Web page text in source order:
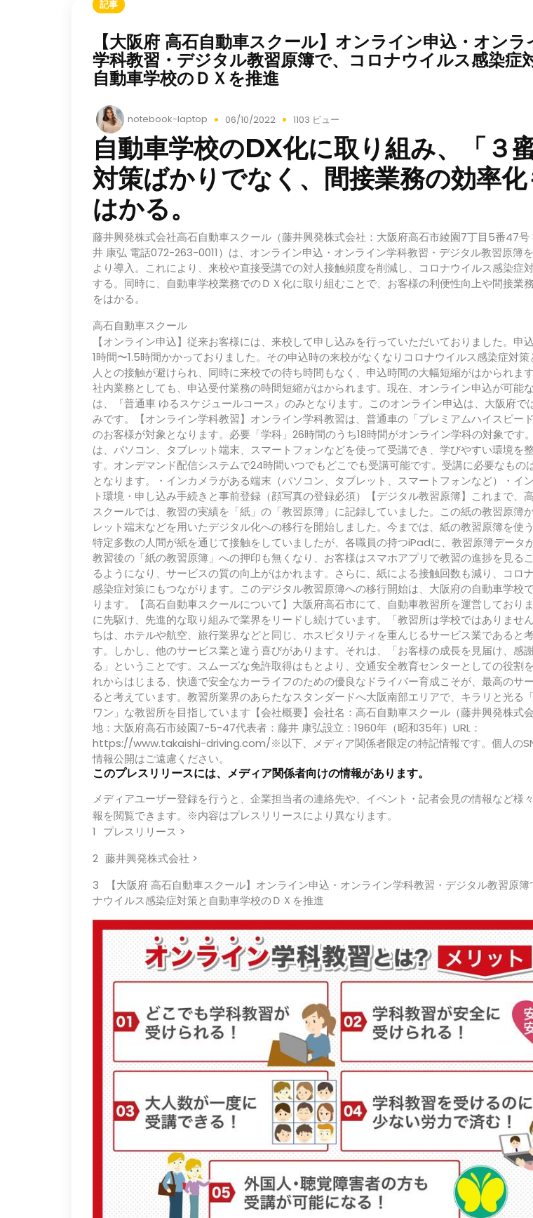
記事
【⼤阪府 ⾼⽯⾃動⾞スクール】オンライン申込・オンラ
学科教習・デジタル教習原簿で、コロナウイルス感染症
⾃動⾞学校のＤＸを推進
notebook-laptop 06/10/2022 1103 ビュー
⾃動⾞学校のDX化に取り組み、「３蜜
対策ばかりでなく、間接業務の効率化
はかる。
藤井興発株式会社⾼⽯⾃動⾞スクール（藤井興発株式会社：⼤阪府⾼⽯市綾園7丁⽬5番47号
井 康弘 電話072-263-0011）は、オンライン申込・オンライン学科教習・デジタル教習原簿
より導⼊。これにより、来校や直接受講での対⼈接触頻度を削減し、コロナウイルス感染症
する。同時に、⾃動⾞学校業務でのＤＸ化に取り組むことで、お客様の利便性向上や間接業
をはかる。
高石自動車スクール
【オンライン申込】従来お客様には、来校して申し込みを⾏っていただいておりました。申
1時間〜1.5時間かかっておりました。その申込時の来校がなくなりコロナウイルス感染症対策
⼈との接触が避けられ、同時に来校での待ち時間もなく、申込時間の⼤幅短縮がはかられます
社内業務としても、申込受付業務の時間短縮がはかられます。現在、オンライン申込が可能
は、『普通⾞ ゆるスケジュールコース』のみとなります。このオンライン申込は、⼤阪府で
みです。【オンライン学科教習】オンライン学科教習は、普通⾞の「プレミアムハイスピード
のお客様が対象となります。必要「学科」26時間のうち18時間がオンライン学科の対象です
は、パソコン、タブレット端末、スマートフォンなどを使って受講でき、学びやすい環境を
す。オンデマンド配信システムで24時間いつでもどこでも受講可能です。受講に必要なもの
となります。・インカメラがある端末（パソコン、タブレット、スマートフォンなど）・イ
ト環境・申し込み⼿続きと事前登録（顔写真の登録必須）【デジタル教習原簿】これまで、
スクールでは、教習の実績を「紙」の「教習原簿」に記録していました。この紙の教習原簿
レット端末などを⽤いたデジタル化への移⾏を開始しました。今までは、紙の教習原簿を使
特定多数の⼈間が紙を通じて接触をしていましたが、各職員の持つiPadに、教習原簿データが
教習後の「紙の教習原簿」への押印も無くなり、お客様はスマホアプリで教習の進捗を⾒る
るようになり、サービスの質の向上がはかれます。さらに、紙による接触回数も減り、コロ
感染症対策にもつながります。このデジタル教習原簿への移⾏開始は、⼤阪府の⾃動⾞学校
ります。【高石自動車スクールについて】大阪府高石市にて、自動車教習所を運営しており
に先駆け、先進的な取り組みで業界をリードし続けています。「教習所は学校ではありませ
ちは、ホテルや航空、旅行業界などと同じ、ホスピタリティを重んじるサービス業であると
す。しかし、他のサービス業と違う喜びがあります。それは、「お客様の成長を見届け、感
る」ということです。スムーズな免許取得はもとより、交通安全教育センターとしての役割
れからはじまる、快適で安全なカーライフのための優良なドライバー育成こそが、最高のサ
ると考えています。教習所業界のあらたなスタンダードへ大阪南部エリアで、キラリと光る
ワン」な教習所を目指しています【会社概要】会社名：高石自動車スクール（藤井興発株式
地：大阪府高石市綾園7-5-47代表者：藤井 康弘設立：1960年（昭和35年）URL：
https://www.takaishi-driving.com/※以下、メディア関係者限定の特記情報です。個人の
情報公開はご遠慮ください。
このプレスリリースには、メディア関係者向けの情報があります。
メディアユーザー登録を行うと、企業担当者の連絡先や、イベント・記者会見の情報など様
報を閲覧できます。※内容はプレスリリースにより異なります。
プレスリリース >
藤井興発株式会社 >
【⼤阪府 ⾼⽯⾃動⾞スクール】オンライン申込・オンライン学科教習・デジタル教習原簿
ナウイルス感染症対策と⾃動⾞学校のＤＸを推進